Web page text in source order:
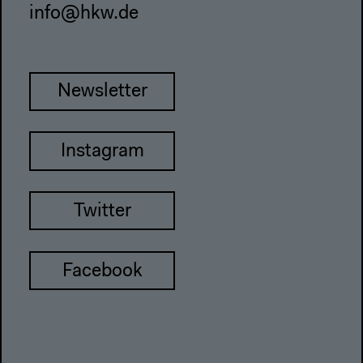
info@hkw.de
Newsletter
Instagram
Twitter
Facebook